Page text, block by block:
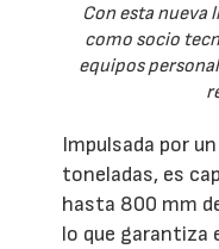
Con esta nueva
como socio
equipos
Impulsada por
toneladas, es
hasta 800 mm
lo que garantiza